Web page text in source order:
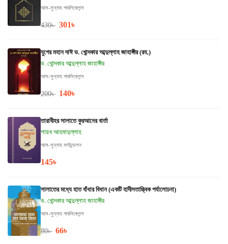
আস-সুন্নাহ পাবলিকেশন্স
430৳ 301৳
যুগের মহান দাঈ ড. খোন্দকার আব্দুল্লাহ জাহাঙ্গীর (রহ.)
ড. খোন্দকার আব্দুল্লাহ জাহাঙ্গীর
আস-সুন্নাহ পাবলিকেশন্স
200৳ 140৳
তারাবীহর সালাতে কুরআনের বার্তা
শায়খ আহমাদুল্লাহ
আস-সুন্নাহ ফাউন্ডেশন
145৳
সালাতের মধ্যে হাত বাঁধার বিধান (একটি হাদীসতাত্ত্বিক পর্যালোচনা)
ড. খোন্দকার আব্দুল্লাহ জাহাঙ্গীর
আস-সুন্নাহ পাবলিকেশন্স
80৳ 66৳